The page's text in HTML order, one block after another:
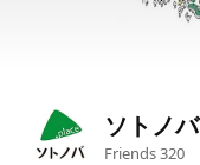
ソトノバ
Friends320